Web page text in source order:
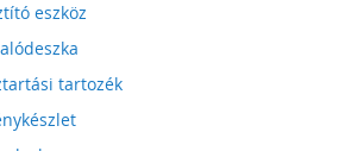
eszköz
tartozék